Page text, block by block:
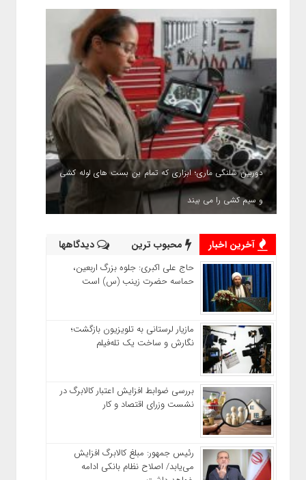
دوربین شلنگی ماری؛ ابزاری که تمام بن بست های لوله کشی
و سیم کشی را می بیند
آخرین اخبار محبوب ترین دیدگاهها
حاج‌ علی‌ اکبری: جلوه بزرگ اربعین،
حماسه حضرت زینب (س) است
مازیار لرستانی به تلویزیون بازگشت؛
نگارش و ساخت یک تله‌فیلم
بررسی ضوابط افزایش اعتبار کالابرگ در
نشست وزرای اقتصاد و کار
رئیس‌ جمهور: مبلغ کالابرگ افزایش
می‌یابد/ اصلاح نظام بانکی ادامه